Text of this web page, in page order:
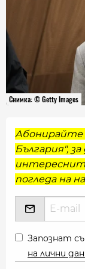
Снимка: © Getty Images
Абонирайте
България",
погледа на
Запознат
на лични